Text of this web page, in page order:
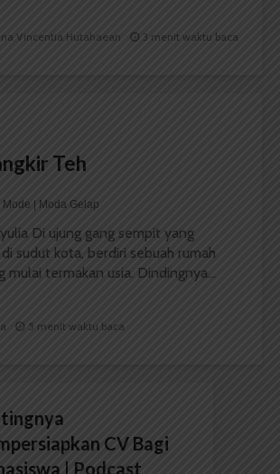
Vincentia Hutahaean 3 menit waktu baca
Teh
Mode | Moda Gelap
Di ujung gang sempit yang
sudut kota, berdiri sebuah rumah
mulai termakan usia. Dindingnya...
5 menit waktu baca
CV Bagi
| Podcast